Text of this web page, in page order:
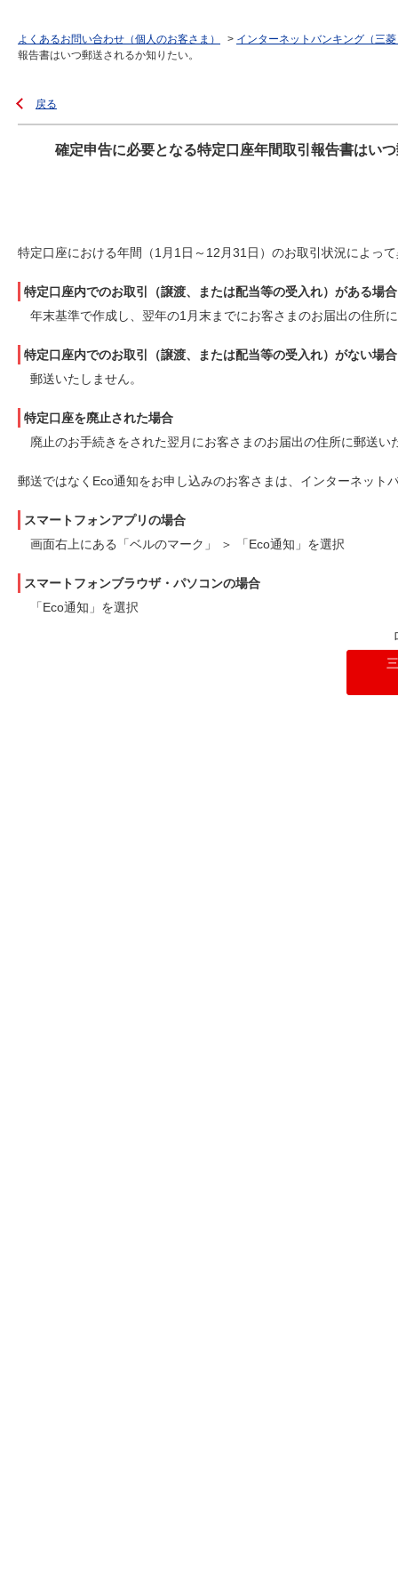
よくあるお問い合わせ（個人のお客さま） > インターネットバンキング（三
報告書はいつ郵送されるか知りたい。
戻る
確定申告に必要となる特定口座年間取引報告書はい
特定口座における年間（1月1日～12月31日）のお取引状況によっ
特定口座内でのお取引（譲渡、または配当等の受入れ）がある場合
年末基準で作成し、翌年の1月末までにお客さまのお届出の住所
特定口座内でのお取引（譲渡、または配当等の受入れ）がない場合
郵送いたしません。
特定口座を廃止された場合
廃止のお手続きをされた翌月にお客さまのお届出の住所に郵送い
郵送ではなくEco通知をお申し込みのお客さまは、インターネッ
スマートフォンアプリの場合
画面右上にある「ベルのマーク」 ＞ 「Eco通知」を選択
スマートフォンブラウザ・パソコンの場合
「Eco通知」を選択